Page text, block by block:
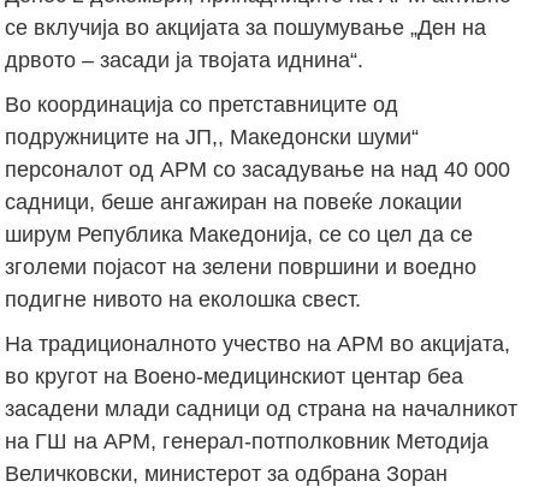
се вклучија во акцијата за пошумување „Ден на
дрвото – засади ја твојата иднина“.
Во координација со претставниците од
подружниците на ЈП,, Македонски шуми“
персоналот од АРМ со засадување на над 40 000
садници, беше ангажиран на повеќе локации
ширум Република Македонија, се со цел да се
зголеми појасот на зелени површини и воедно
подигне нивото на еколошка свест.
На традиционалното учество на АРМ во акцијата,
во кругот на Воено-медицинскиот центар беа
засадени млади садници од страна на началникот
на ГШ на АРМ, генерал-потполковник Методија
Величковски, министерот за одбрана Зоран